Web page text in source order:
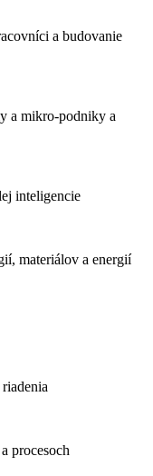
a budovanie
a mikro-podniky a
inteligencie
materiálov a energií
procesoch